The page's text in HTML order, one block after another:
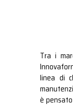
Tra i
linea di
è